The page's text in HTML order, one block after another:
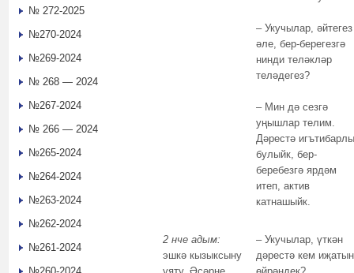
– Укучылар, әйтегез
әле, бер-берегезгә
нинди теләкләр
теләдегез?
– Мин дә сезгә
уңышлар телим.
Дәрестә игътибарлы
булыйк, бер-
беребезгә ярдәм
итеп, актив
катнашыйк.
2 нче адым:
эшкә кызыксыну
– Укучылар, үткән
дәрестә кем иҗатын
№ 272-2025
№270-2024
№269-2024
№ 268 — 2024
№267-2024
№ 266 — 2024
№265-2024
№264-2024
№263-2024
№262-2024
№261-2024